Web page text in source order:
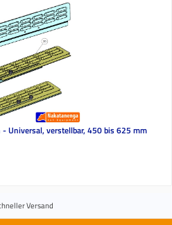
Universal, verstellbar, 450 bis 625 mm
Versand